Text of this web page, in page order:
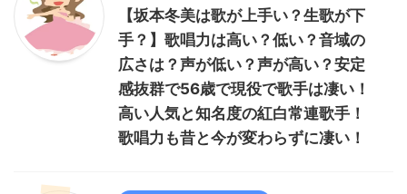
【坂本冬美は歌が上手い？生歌が下
手？】歌唱力は高い？低い？音域の
広さは？声が低い？声が高い？安定
感抜群で56歳で現役で歌手は凄い！
高い人気と知名度の紅白常連歌手！
歌唱力も昔と今が変わらずに凄い！